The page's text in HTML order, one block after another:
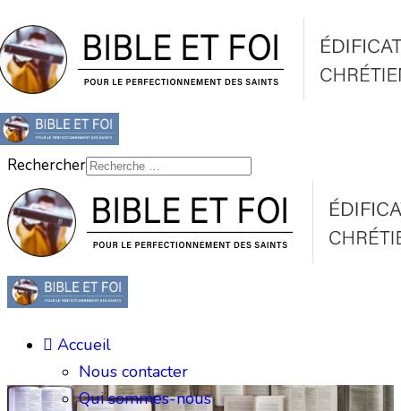
Rechercher
Accueil
Nous contacter
Qui sommes-nous